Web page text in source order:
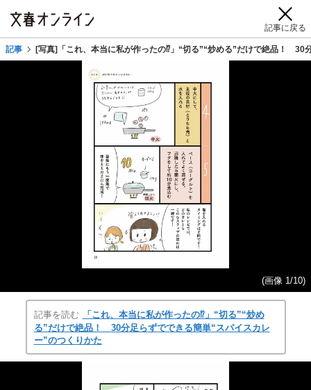
記事に戻る
記事 [写真]「これ、本当に私が作ったの⁉」“切る”“炒める”だけで絶品！ 30
(画像 1/10)
記事を読む
「これ、本当に私が作ったの⁉」“切る”“炒め
る”だけで絶品！ 30分足らずでできる簡単“スパイスカレ
ー”のつくりかた